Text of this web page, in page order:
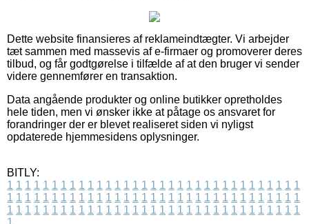
Dette website finansieres af reklameindtægter. Vi arbejder
tæt sammen med massevis af e-firmaer og promoverer deres
tilbud, og får godtgørelse i tilfælde af at den bruger vi sender
videre gennemfører en transaktion.
Data angående produkter og online butikker opretholdes
hele tiden, men vi ønsker ikke at påtage os ansvaret for
forandringer der er blevet realiseret siden vi nyligst
opdaterede hjemmesidens oplysninger.
BITLY:
1 1 1 1 1 1 1 1 1 1 1 1 1 1 1 1 1 1 1 1 1 1 1 1 1 1 1 1 1 1 1 1 1
1 1 1 1 1 1 1 1 1 1 1 1 1 1 1 1 1 1 1 1 1 1 1 1 1 1 1 1 1 1 1 1 1
1 1 1 1 1 1 1 1 1 1 1 1 1 1 1 1 1 1 1 1 1 1 1 1 1 1 1 1 1 1 1 1 1